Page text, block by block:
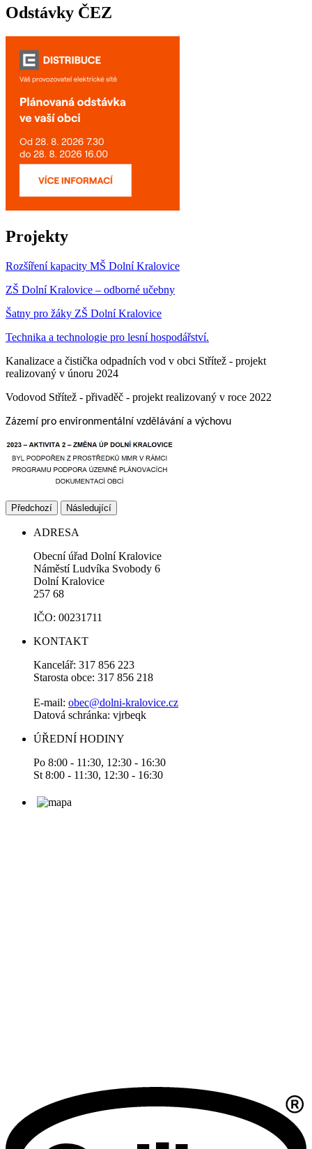
Odstávky ČEZ
Projekty
Rozšíření kapacity MŠ Dolní Kralovice
ZŠ Dolní Kralovice – odborné učebny
Šatny pro žáky ZŠ Dolní Kralovice
Technika a technologie pro lesní hospodářství.
Kanalizace a čistička odpadních vod v obci Střítež - projekt
realizovaný v únoru 2024
Vodovod Střítež - přivaděč - projekt realizovaný v roce 2022
Zázemí pro environmentální vzdělávání a výchovu
Předchozí Následující
ADRESA
Obecní úřad Dolní Kralovice
Náměstí Ludvíka Svobody 6
Dolní Kralovice
257 68
IČO: 00231711
KONTAKT
Kancelář: 317 856 223
Starosta obce: 317 856 218
E-mail: obec@dolni-kralovice.cz
Datová schránka: vjrbeqk
ÚŘEDNÍ HODINY
Po 8:00 - 11:30, 12:30 - 16:30
St 8:00 - 11:30, 12:30 - 16:30